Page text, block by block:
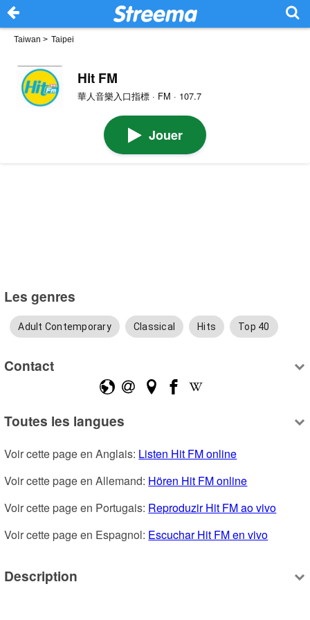
Taiwan > Taipei
Hit FM
華人音樂入口指標 · FM · 107.7
Jouer
Les genres
Adult Contemporary Classical Hits Top 40
Contact
Toutes les langues
Voir cette page en Anglais: Listen Hit FM online
Voir cette page en Allemand: Hören Hit FM online
Voir cette page en Portugais: Reproduzir Hit FM ao vivo
Voir cette page en Espagnol: Escuchar Hit FM en vivo
Description